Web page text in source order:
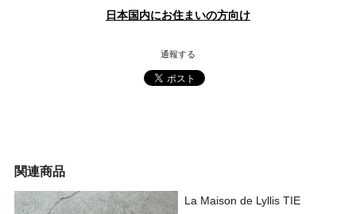
日本国内にお住まいの方向け
通報する
関連商品
La Maison de Lyllis TIE